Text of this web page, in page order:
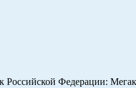
Российской Федерации: